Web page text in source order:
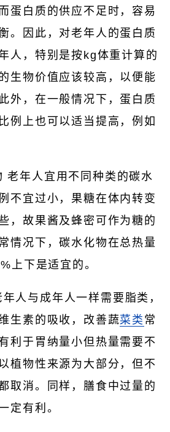
蛋白质的供应不足时，容易
。因此，对老年人的蛋白质
人，特别是按kg体重计算的
生物价值应该较高，以便能
外，在一般情况下，蛋白质
例上也可以适当提高，例如
老年人宜用不同种类的碳水
不宜过小，果糖在体内转变
，故果酱及蜂密可作为糖的
情况下，碳水化物在总热量
上下是适宜的。
人与成年人一样需要脂类，
生素的吸收，改善蔬菜类 常
利于胃纳量小但热量需要不
植物性来源为大部分，但不
取消。同样，膳食中过量的
定有利。